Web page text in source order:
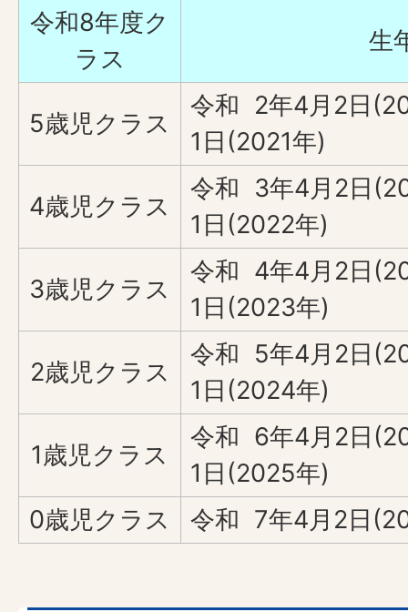
令和8年度ク
ラス
生
5歳児クラス
令和 2年4月2日
1日(2021年)
4歳児クラス
令和 3年4月2日
1日(2022年)
3歳児クラス
令和 4年4月2日
1日(2023年)
2歳児クラス
令和 5年4月2日
1日(2024年)
1歳児クラス
令和 6年4月2日
1日(2025年)
0歳児クラス
令和 7年4月2日